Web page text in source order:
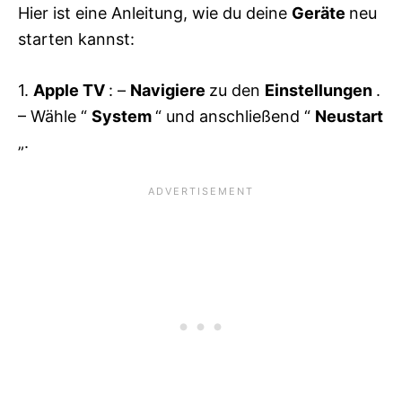
Hier ist eine Anleitung, wie du deine Geräte neu
starten kannst:
1. Apple TV : – Navigiere zu den Einstellungen .
– Wähle “ System“ und anschließend “ Neustart
„.